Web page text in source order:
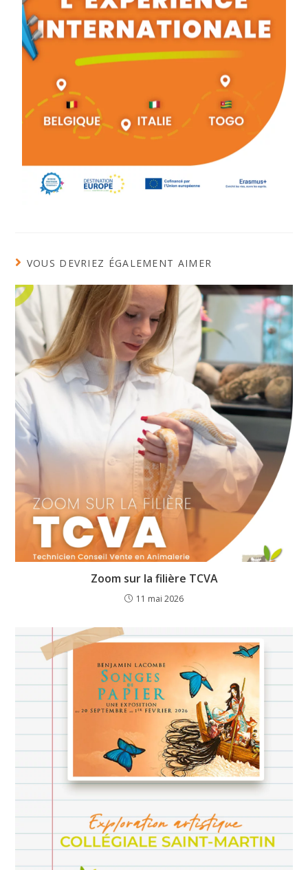
VOUS DEVRIEZ ÉGALEMENT AIMER
Zoom sur la filière TCVA
11 mai 2026